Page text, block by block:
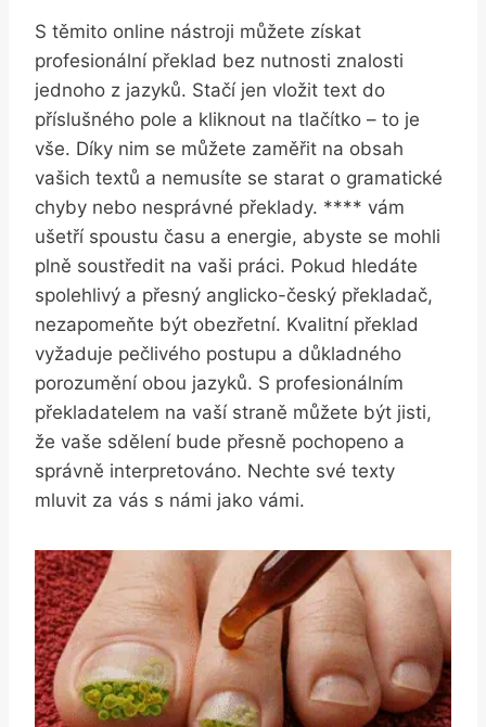
S těmito online nástroji můžete získat
profesionální překlad bez nutnosti znalosti
jednoho z jazyků. Stačí jen vložit text do
příslušného pole a kliknout na tlačítko – to je
vše. Díky nim se můžete zaměřit na obsah
vašich textů a nemusíte se starat o gramatické
chyby nebo nesprávné překlady. **** vám
ušetří spoustu času a energie, abyste se mohli
plně soustředit na vaši práci. Pokud hledáte
spolehlivý a přesný anglicko-český překladač,
nezapomeňte být obezřetní. Kvalitní překlad
vyžaduje pečlivého postupu a důkladného
porozumění obou jazyků. S profesionálním
překladatelem na vaší straně můžete být jisti,
že vaše sdělení bude přesně pochopeno a
správně interpretováno. Nechte své texty
mluvit za vás s námi jako vámi.